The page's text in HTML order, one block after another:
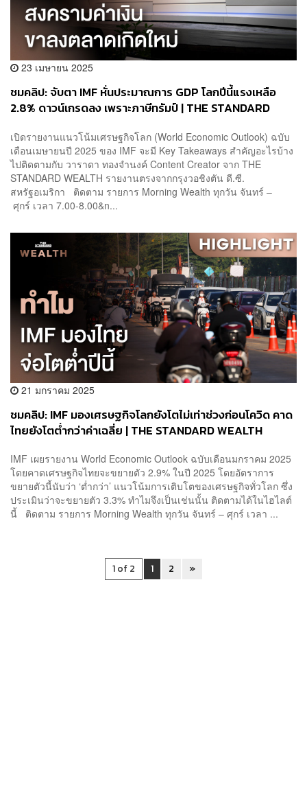
23 เมษายน 2025
ชมคลิป: จับตา IMF หั่นประมาณการ GDP โลกปีนี้แรงเหลือ
2.8% ดาวน์เกรดลง เพราะภาษีทรัมป์ | THE STANDARD
เปิดรายงานแนวโน้มเศรษฐกิจโลก (World Economic Outlook) ฉบับ
เดือนเมษายนปี 2025 ของ IMF จะมี Key Takeaways สำคัญอะไรบ้าง
ไปติดตามกับ วาราดา ทองจำนงค์ Content Creator จาก THE
STANDARD WEALTH รายงานตรงจากกรุงวอชิงตัน ดี.ซี.
สหรัฐอเมริกา ติดตาม รายการ Morning Wealth ทุกวัน จันทร์ –
ศุกร์ เวลา 7.00-8.00&n...
21 มกราคม 2025
ชมคลิป: IMF มองเศรษฐกิจโลกยังโตไม่เท่าช่วงก่อนโควิด คาด
ไทยยังโตต่ำกว่าค่าเฉลี่ย | THE STANDARD WEALTH
IMF เผยรายงาน World Economic Outlook ฉบับเดือนมกราคม 2025
โดยคาดเศรษฐกิจไทยจะขยายตัว 2.9% ในปี 2025 โดยอัตราการ
ขยายตัวนี้นับว่า ‘ต่ำกว่า’ แนวโน้มการเติบโตของเศรษฐกิจทั่วโลก ซึ่ง
ประเมินว่าจะขยายตัว 3.3% ทำไมจึงเป็นเช่นนั้น ติดตามได้ในไฮไลต์
นี้ ติดตาม รายการ Morning Wealth ทุกวัน จันทร์ – ศุกร์ เวลา ...
1 of 2 1 2 »